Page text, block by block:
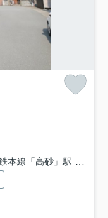
線「高砂」駅 徒歩17分